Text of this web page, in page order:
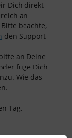
Dich direkt
an
beachte,
den Support
an Deine
füge Dich
Wie das
Tag.